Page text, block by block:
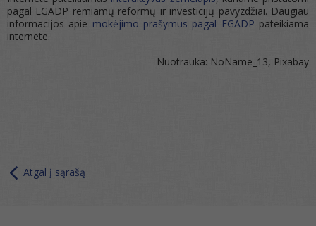
pagal EGADP remiamų reformų ir investicijų pavyzdžiai. Daugiau
informacijos apie mokėjimo prašymus pagal EGADP pateikiama
internete.
Nuotrauka: NoName_13, Pixabay
Atgal į sąrašą